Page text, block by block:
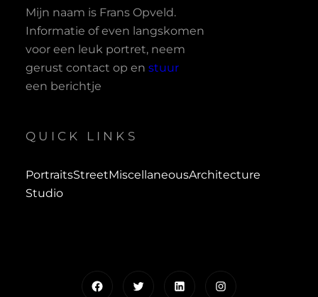
Mijn naam is Frans Opveld.
Informatie of even langskomen
voor een leuk portret, neem
gerust contact op en stuur
een berichtje
QUICK LINKS
PortraitsStreetMiscellaneousArchitecture
Studio
FacebookTwitterLinkedInInstagram